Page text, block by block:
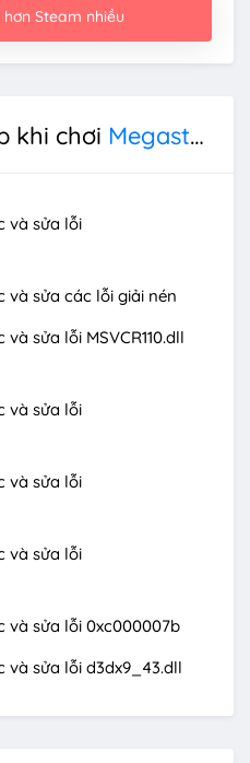
Steam nhiều
khi chơi Megastore Simulator
và sửa lỗi
và sửa các lỗi giải nén
sửa lỗi MSVCR110.dll
và sửa lỗi
và sửa lỗi
và sửa lỗi
và sửa lỗi 0xc000007b
và sửa lỗi d3dx9_43.dll